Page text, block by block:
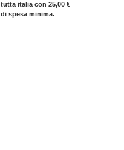
tutta italia con 25,00 €
di spesa minima.